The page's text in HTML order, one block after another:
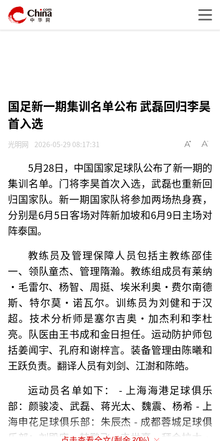
国足新一期集训名单公布 武磊回归李昊
首入选
光明网 2026-05-29 08:17:31
5月28日，中国国家足球队公布了新一期的
集训名单。门将李昊首次入选，武磊也重新回
归国家队。新一期国家队将参加两场热身赛，
分别是6月5日客场对阵新加坡和6月9日主场对
阵泰国。
教练员及管理保障人员包括主教练邵佳
一、领队童杰、管理隋瀚。教练组成员有莱纳
·毛雷尔、杨智、周挺、埃米利奥·费尔南德
斯、特尔莫·诺瓦尔。训练员为刘健和于汉
超。技术分析师是塞尔吉奥·加杰利和李杜
亮。队医由王书成和金日担任。运动防护师包
括姜闻宇、孔府和谢梓言。装备管理由陈曦和
王跃负责。翻译人员有刘剑、江澍和陈皓。
运动员名单如下： - 上海海港足球俱乐
部：颜骏凌、武磊、蒋光太、魏震、杨希 - 上
海申花足球俱乐部：朱辰杰 - 成都蓉城足球俱
乐部：刘殿座、韩鹏飞、韦世豪、拜合拉木·